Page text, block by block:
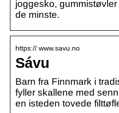
joggesko, gummistøvler
de minste.
https:// www.savu.no
Sávu
Barn fra Finnmark i
fyller skallene med
en isteden tovede